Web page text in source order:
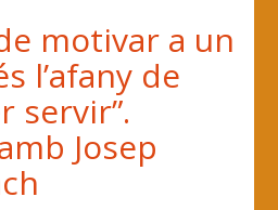
motivar a un
l’afany de
servir”.
Josep